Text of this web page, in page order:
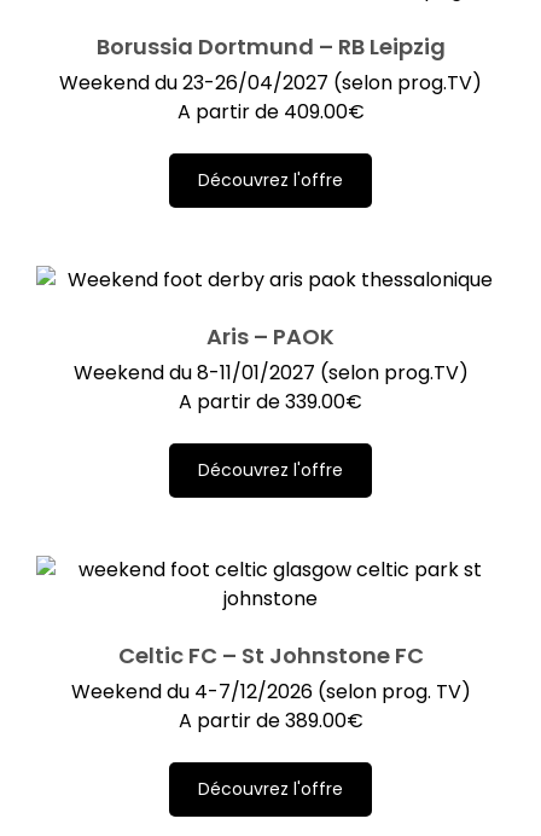
Borussia Dortmund – RB Leipzig
Weekend du 23-26/04/2027 (selon prog.TV)
A partir de 409.00€
Découvrez l'offre
Aris – PAOK
Weekend du 8-11/01/2027 (selon prog.TV)
A partir de339.00€
Découvrez l'offre
Celtic FC – St Johnstone FC
Weekend du 4-7/12/2026 (selon prog. TV)
A partir de389.00€
Découvrez l'offre